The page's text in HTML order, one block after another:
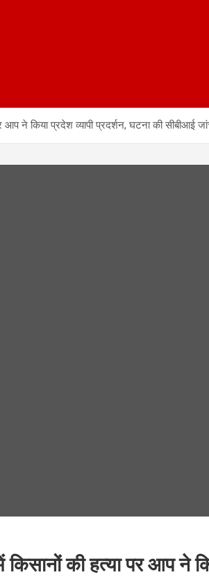
ने किया प्रदेश व्यापी प्रदर्शन, घटना की सीबीआई
की हत्या पर आप ने